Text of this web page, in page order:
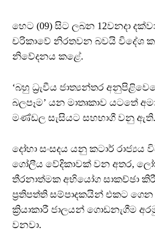
හෙට (09) සිට ලබන 12වනදා
චරිකාවේ නිරතවන බවයි විදේශ
නිවේදනය කළේ.
‘බහු ධ්‍රැවීය ජාත්‍යන්තර
බලපෑම’ යන මාතෘකාව යටතේ
මණ්ඩල සැසියට සහභාගී වනු ඇති.
දෝහා සංසදය යනු කටාර් රාජ්‍යය
ගෝලීය වේදිකාවක් වන අතර,
තීරනාත්මක අභියෝග සාකච්ඡා
ප්‍රතිපත්ති සම්පාදකයින් එකට
ක්‍රියාකාරී ජාලයන් ගොඩනැගීම
වනවා.